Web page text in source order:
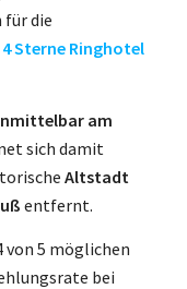
die
4 Sterne Ringhotel
am
sich damit
Altstadt
entfernt.
5 möglichen
bei